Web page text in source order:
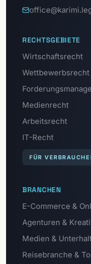
RECHTSGEBIETE
Wirtschaftsrecht
Wettbewerbsrecht
Medienrecht
Arbeitsrecht
IT-Recht
FÜR
BRANCHEN
E-Commerce &
Agenturen &
Medien &
Reisebranche &